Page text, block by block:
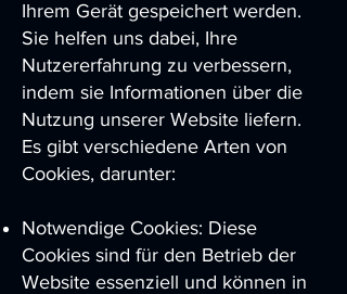
Ihrem Gerät gespeichert werden.
Sie helfen uns dabei, Ihre
Nutzererfahrung zu verbessern,
indem sie Informationen über die
Nutzung unserer Website liefern.
Es gibt verschiedene Arten von
Cookies, darunter:
Notwendige Cookies: Diese
Cookies sind für den Betrieb der
Website essenziell und können in